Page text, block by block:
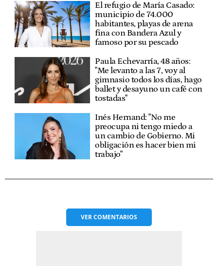
El refugio de María Casado:
municipio de 74.000
habitantes, playas de arena
fina con Bandera Azul y
famoso por su pescado
Paula Echevarría, 48 años:
"Me levanto a las 7, voy al
gimnasio todos los días, hago
ballet y desayuno un café con
tostadas"
Inés Hernand: "No me
preocupa ni tengo miedo a
un cambio de Gobierno. Mi
obligación es hacer bien mi
trabajo"
VERCOMENTARIOS